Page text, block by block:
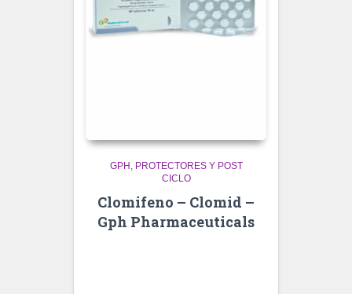
GPH
PROTECTORES Y POST
CICLO
Clomifeno – Clomid –
Gph Pharmaceuticals